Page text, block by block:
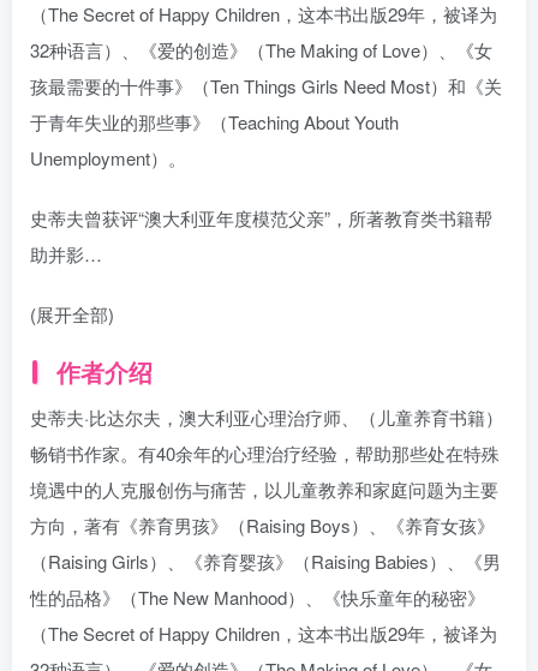
（The Secret of Happy Children，这本书出版29年，被译为
32种语言）、《爱的创造》（The Making of Love）、《女
孩最需要的十件事》（Ten Things Girls Need Most）和《关
于青年失业的那些事》（Teaching About Youth
Unemployment）。
史蒂夫曾获评“澳大利亚年度模范父亲”，所著教育类书籍帮
助并影…
(展开全部)
作者介绍
史蒂夫·比达尔夫，澳大利亚心理治疗师、（儿童养育书籍）
畅销书作家。有40余年的心理治疗经验，帮助那些处在特殊
境遇中的人克服创伤与痛苦，以儿童教养和家庭问题为主要
方向，著有《养育男孩》（Raising Boys）、《养育女孩》
（Raising Girls）、《养育婴孩》（Raising Babies）、《男
性的品格》（The New Manhood）、《快乐童年的秘密》
（The Secret of Happy Children，这本书出版29年，被译为